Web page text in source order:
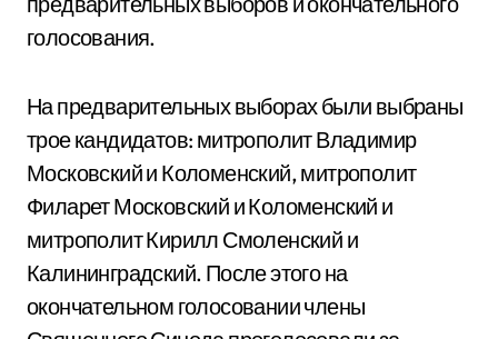
голосования.
На предварительных выборах были выбраны
трое кандидатов: митрополит Владимир
Московский и Коломенский, митрополит
Филарет Московский и Коломенский и
митрополит Кирилл Смоленский и
Калининградский. После этого на
окончательном голосовании члены